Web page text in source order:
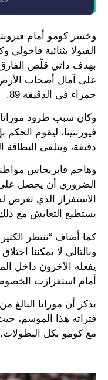
وخسر كومو أمام
الفيولا بثنائية
بهدف ذاتي قلّص
على آمال أصحاب الأرض
حمراء في الدقيقة 89.
وكان سبب طرود
فيورنتينا، ليقوم
دقيقة، ويتلقى البطاقة
وهاجم فابريجاس
الضروري أن يحصل على
الاستفزاز الذي تعرض
يستطيع التعايش مع
كما أضاف “ننتظر
وبالتالي لا يمكننا
يفعله الآخرون داخل
أمام استفزازت
مع كومو بكل البطولات.